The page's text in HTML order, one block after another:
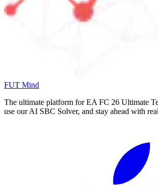
FUT Mind
The ultimate platform for EA FC 26 Ultimate
use our AI SBC Solver, and stay ahead with